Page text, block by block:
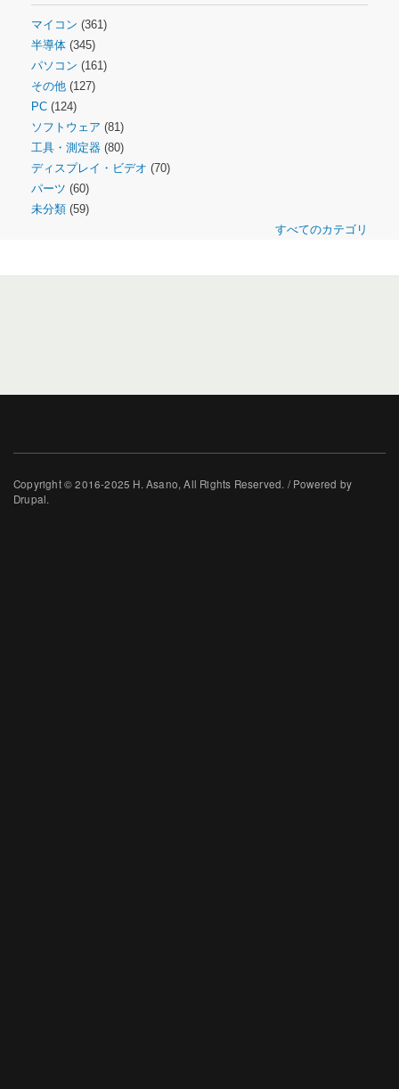
マイコン (361)
半導体 (345)
パソコン (161)
その他 (127)
PC (124)
ソフトウェア (81)
工具・測定器 (80)
ディスプレイ・ビデオ (70)
パーツ (60)
未分類 (59)
すべてのカテゴリ
Copyright © 2016-2025 H. Asano, All Rights Reserved. / Powered by
Drupal.